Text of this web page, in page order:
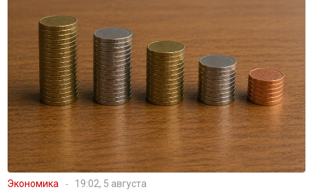
Экономика 19:02, 5 августа